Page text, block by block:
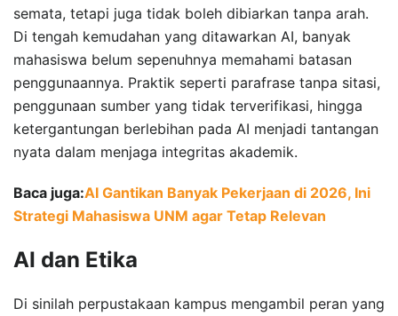
semata, tetapi juga tidak boleh dibiarkan tanpa arah.
Di tengah kemudahan yang ditawarkan AI, banyak
mahasiswa belum sepenuhnya memahami batasan
penggunaannya. Praktik seperti parafrase tanpa sitasi,
penggunaan sumber yang tidak terverifikasi, hingga
ketergantungan berlebihan pada AI menjadi tantangan
nyata dalam menjaga integritas akademik.
Baca juga:AI Gantikan Banyak Pekerjaan di 2026, Ini
Strategi Mahasiswa UNM agar Tetap Relevan
AI dan Etika
Di sinilah perpustakaan kampus mengambil peran yang